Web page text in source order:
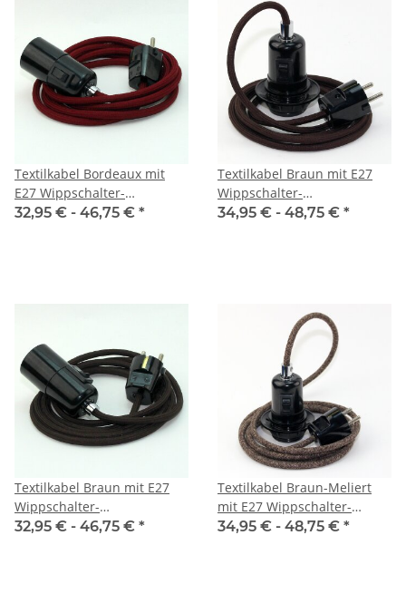
Textilkabel Bordeaux mit
E27 Wippschalter-
Lampenfassung Glattmantel
32,95 € - 46,75 € *
Textilkabel Braun mit E27
Wippschalter-
Lampenfassung
34,95 € - 48,75 € *
Textilkabel Braun mit E27
Wippschalter-
Lampenfassung Glattmantel
32,95 € - 46,75 € *
Textilkabel Braun-Meliert
mit E27 Wippschalter-
Lampenfassung
34,95 € - 48,75 € *